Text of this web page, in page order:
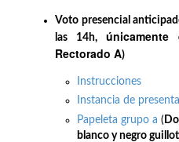
Voto presencial
las 14h,
Rectorado A)
Instrucciones
Instancia de
Papeleta grupo a(
blanco y negro